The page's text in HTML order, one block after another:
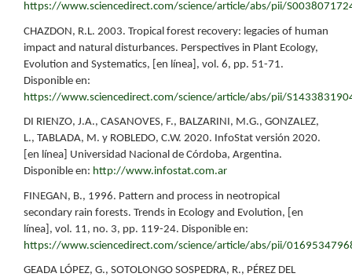
https://www.sciencedirect.com/science/article/abs/pii/
CHAZDON, R.L. 2003. Tropical forest recovery: legacies of human
impact and natural disturbances. Perspectives in Plant Ecology,
Evolution and Systematics, [en línea], vol. 6, pp. 51-71.
Disponible en:
https://www.sciencedirect.com/science/article/abs/pii/
DI RIENZO, J.A., CASANOVES, F., BALZARINI, M.G., GONZALEZ,
L., TABLADA, M. y ROBLEDO, C.W. 2020. InfoStat versión 2020.
[en línea] Universidad Nacional de Córdoba, Argentina.
Disponible en: http://www.infostat.com.ar
FINEGAN, B., 1996. Pattern and process in neotropical
secondary rain forests. Trends in Ecology and Evolution, [en
línea], vol. 11, no. 3, pp. 119-24. Disponible en:
https://www.sciencedirect.com/science/article/abs/pii/
GEADA LÓPEZ, G., SOTOLONGO SOSPEDRA, R., PÉREZ DEL